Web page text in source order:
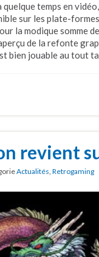
quelque temps en
sur les plate-
la modique somme
de la refonte
bien jouable au tout
revient
Actualités Retrogaming